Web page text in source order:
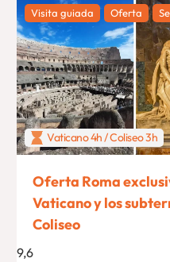
Visita guiada Oferta
Vaticano 4h / Coliseo 3h
Oferta Roma
Vaticano y los
Coliseo
9,6